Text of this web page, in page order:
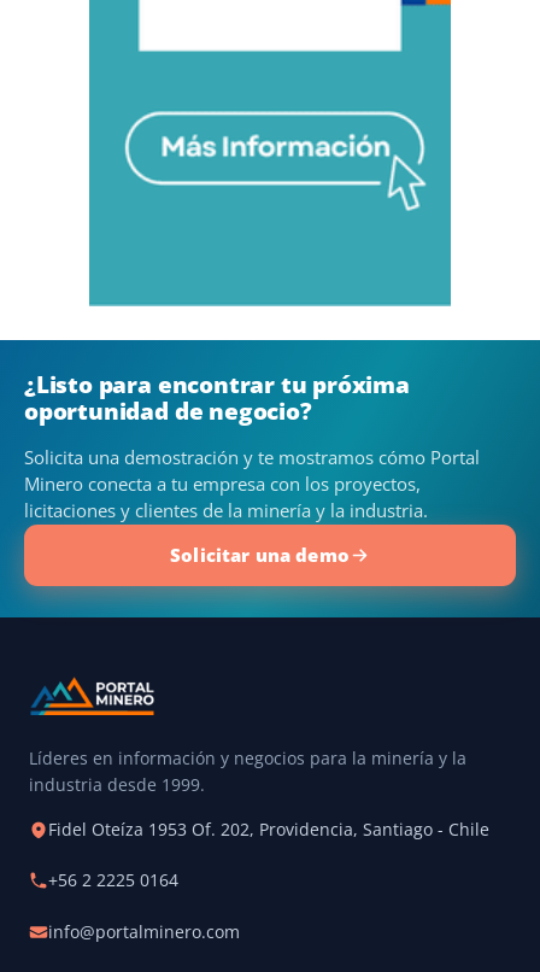
¿Listo para encontrar tu próxima
oportunidad de negocio?
Solicita una demostración y te mostramos cómo Portal
Minero conecta a tu empresa con los proyectos,
licitaciones y clientes de la minería y la industria.
Solicitar una demo
Líderes en información y negocios para la minería y la
industria desde 1999.
Fidel Oteíza 1953 Of. 202, Providencia, Santiago - Chile
+56 2 2225 0164
info@portalminero.com